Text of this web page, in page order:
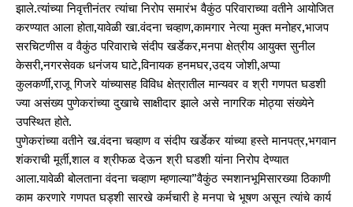
झाले.त्यांच्या निवृत्तीनंतर त्यांचा निरोप समारंभ वैकुंठ परिवाराच्या वतीने आयोजित
करण्यात आला होता,यावेळी खा.वंदना चव्हाण,कामगार नेत्या मुक्त मनोहर,भाजप
सरचिटणीस व वैकुंठ परिवाराचे संदीप खर्डेकर,मनपा क्षेत्रीय आयुक्त सुनील
केसरी,नगरसेवक धनंजय घाटे,विनायक हनमघर,उदय जोशी,अप्पा
कुलकर्णी,राजू गिजरे यांच्यासह विविध क्षेत्रातील मान्यवर व श्री गणपत घडशी
ज्या असंख्य पुणेकरांच्या दुखाचे साक्षीदार झाले असे नागरिक मोठ्या संख्येने
उपस्थित होते.
पुणेकरांच्या वतीने ख.वंदना चव्हाण व संदीप खर्डेकर यांच्या हस्ते मानपत्र,भगवान
शंकराची मूर्ती,शाल व श्रीफळ देऊन श्री घडशी यांना निरोप देण्यात
आला.यावेळी बोलताना वंदना चव्हाण म्हणाल्या”वैकुंठ स्मशानभूमिसारख्या ठिकाणी
काम करणारे गणपत घड्शी सारखे कर्मचारी हे मनपा चे भूषण असून त्यांचे कार्य